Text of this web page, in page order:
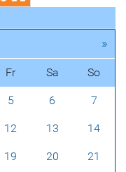
»
Fr Sa So
5 6 7
12 13 14
19 20 21